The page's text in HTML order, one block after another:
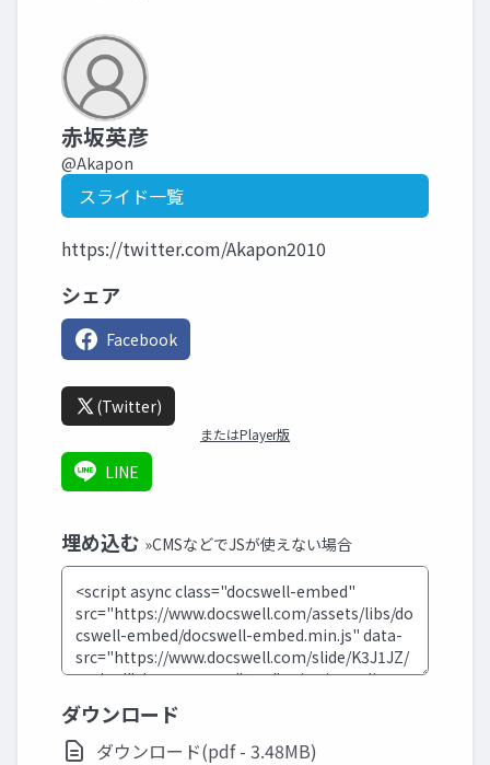
赤坂英彦
@Akapon
スライド一覧
https://twitter.com/Akapon2010
シェア
Facebook
(Twitter)
またはPlayer版
LINE
埋め込む »CMSなどでJSが使えない場合
ダウンロード
ダウンロード(pdf - 3.48MB)